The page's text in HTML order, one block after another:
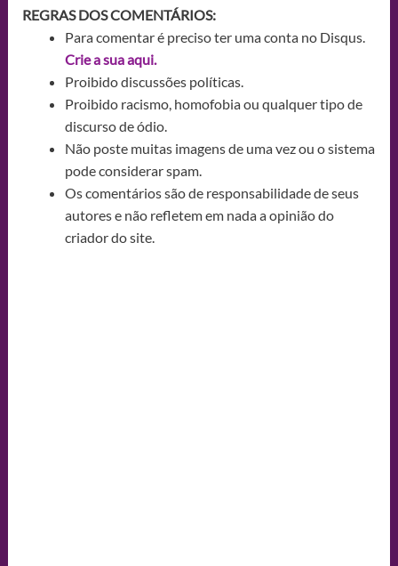
REGRAS DOS COMENTÁRIOS:
Para comentar é preciso ter uma conta no Disqus.
Crie a sua aqui.
Proibido discussões políticas.
Proibido racismo, homofobia ou qualquer tipo de
discurso de ódio.
Não poste muitas imagens de uma vez ou o sistema
pode considerar spam.
Os comentários são de responsabilidade de seus
autores e não refletem em nada a opinião do
criador do site.